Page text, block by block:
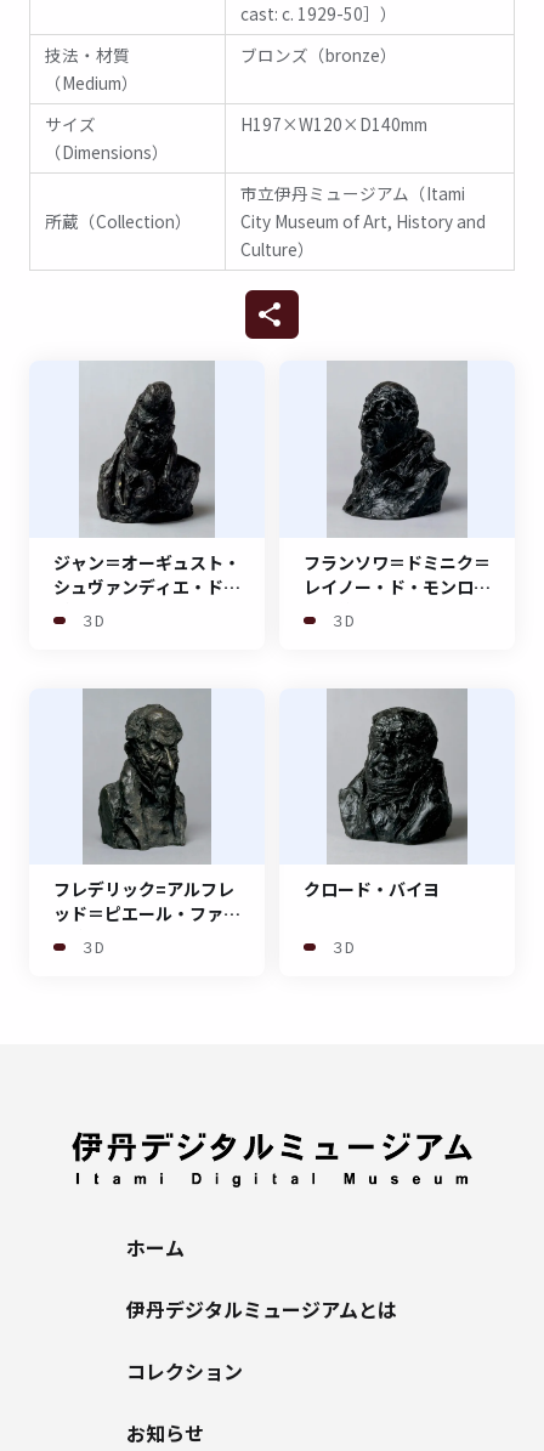
cast: c. 1929-50］）
技法・材質
（Medium）
ブロンズ（bronze）
サイズ
（Dimensions）
H197×W120×D140mm
所蔵（Collection）
市立伊丹ミュージアム（Itami
City Museum of Art, History and
Culture）
ジャン＝オーギュスト・
シュヴァンディエ・ド・
ヴァルドローム
３D
フランソワ＝ドミニク＝
レイノー・ド・モンロズ
イエ伯爵
３D
フレデリック=アルフレ
ッド＝ピエール・ファル
ー伯爵
３D
クロード・バイヨ
３D
ホーム
伊丹デジタルミュージアムとは
コレクション
お知らせ